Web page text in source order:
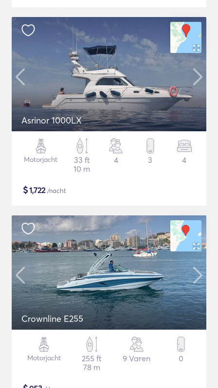
Asrinor 1000LX
Motorjacht
33 ft
10 m
4 3 4
$1,722/nacht
Crownline E255
Motorjacht
255 ft
78 m
9 Varen 0